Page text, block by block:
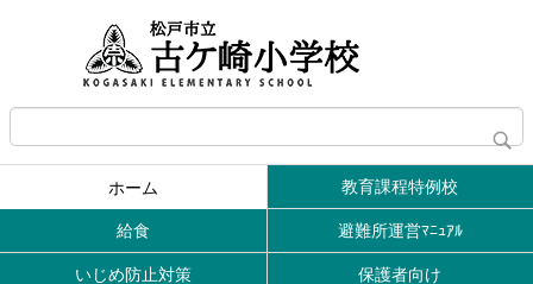
ホーム 教育課程特例校
給食 避難所運営ﾏﾆｭｱﾙ
いじめ防止対策 保護者向け